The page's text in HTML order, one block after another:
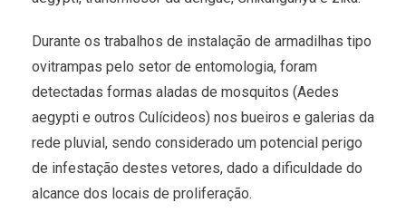
Durante os trabalhos de instalação de armadilhas tipo
ovitrampas pelo setor de entomologia, foram
detectadas formas aladas de mosquitos (Aedes
aegypti e outros Culícideos) nos bueiros e galerias da
rede pluvial, sendo considerado um potencial perigo
de infestação destes vetores, dado a dificuldade do
alcance dos locais de proliferação.